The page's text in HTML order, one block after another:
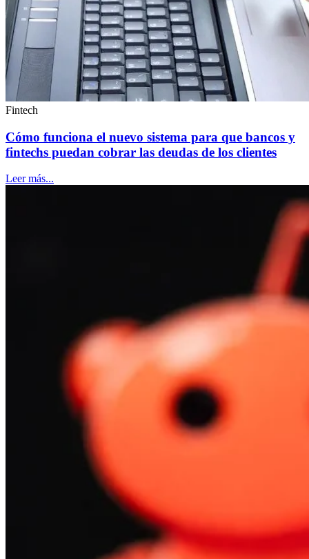
Fintech
Cómo funciona el nuevo sistema para que bancos y
fintechs puedan cobrar las deudas de los clientes
Leer más...